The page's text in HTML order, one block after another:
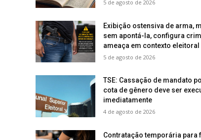
5 de agosto de 2026
Exibição ostensiva de arma,
sem apontá-la, configura
ameaça em contexto eleitoral
5 de agosto de 2026
TSE: Cassação de mandato
cota de gênero deve ser
imediatamente
4 de agosto de 2026
Contratação temporária para